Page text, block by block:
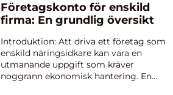
Företagskonto för enskild
firma: En grundlig översikt
Introduktion: Att driva ett företag som
enskild näringsidkare kan vara en
utmanande uppgift som kräver
noggrann ekonomisk hantering. En